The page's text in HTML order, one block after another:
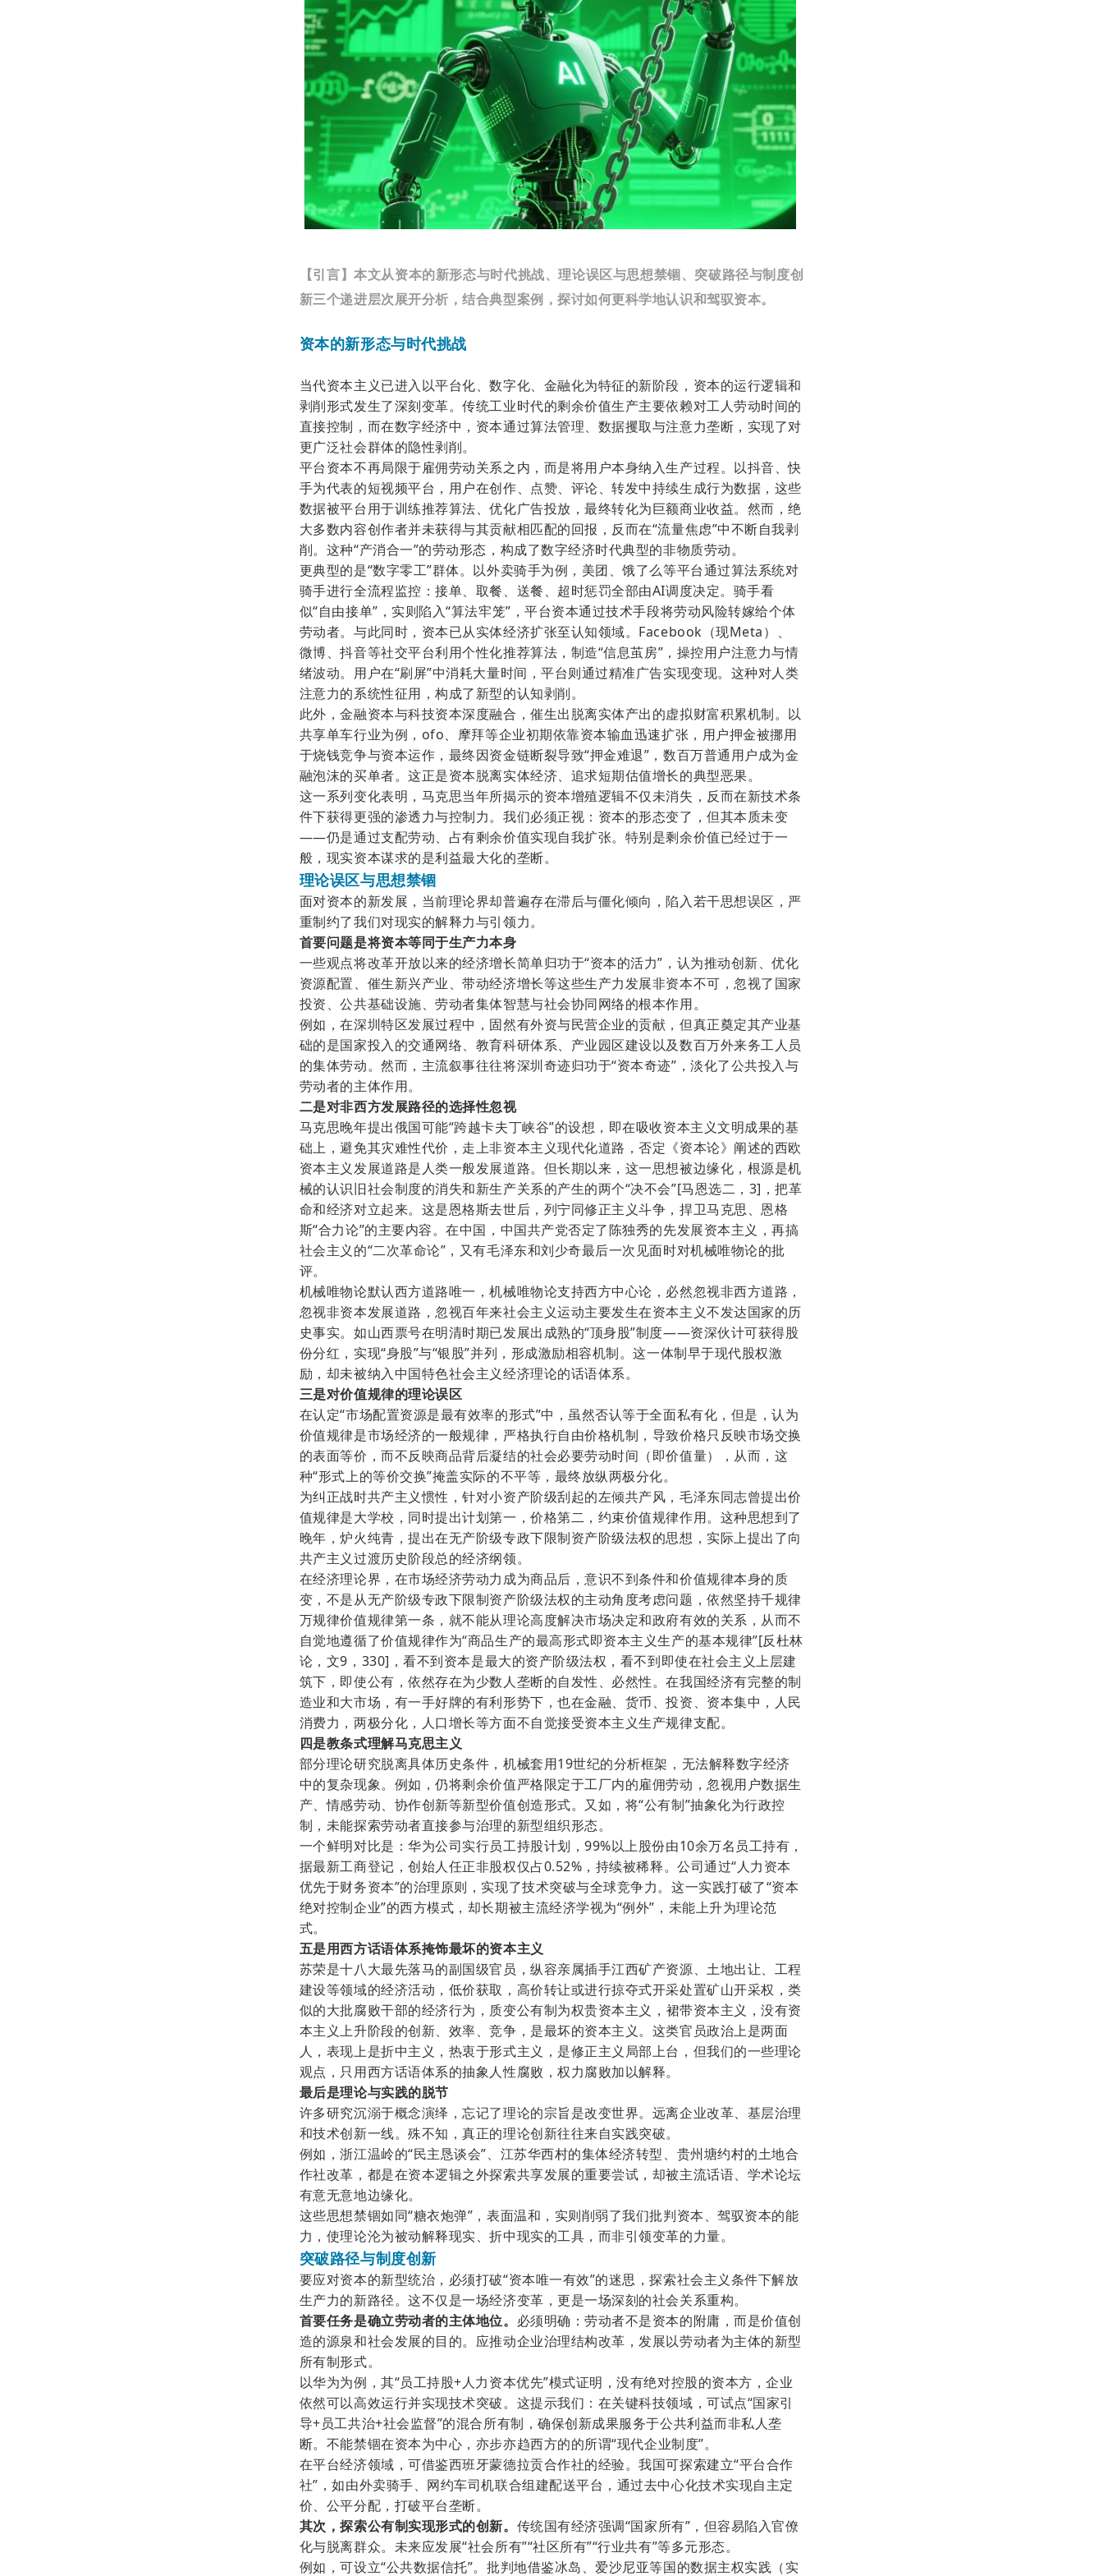
【引言】本文从资本的新形态与时代挑战、理论误区与思想禁锢、突破路径与制度创
新三个递进层次展开分析，结合典型案例，探讨如何更科学地认识和驾驭资本。
资本的新形态与时代挑战
当代资本主义已进入以平台化、数字化、金融化为特征的新阶段，资本的运行逻辑和
剥削形式发生了深刻变革。传统工业时代的剩余价值生产主要依赖对工人劳动时间的
直接控制，而在数字经济中，资本通过算法管理、数据攫取与注意力垄断，实现了对
更广泛社会群体的隐性剥削。
平台资本不再局限于雇佣劳动关系之内，而是将用户本身纳入生产过程。以抖音、快
手为代表的短视频平台，用户在创作、点赞、评论、转发中持续生成行为数据，这些
数据被平台用于训练推荐算法、优化广告投放，最终转化为巨额商业收益。然而，绝
大多数内容创作者并未获得与其贡献相匹配的回报，反而在“流量焦虑”中不断自我剥
削。这种“产消合一”的劳动形态，构成了数字经济时代典型的非物质劳动。
更典型的是“数字零工”群体。以外卖骑手为例，美团、饿了么等平台通过算法系统对
骑手进行全流程监控：接单、取餐、送餐、超时惩罚全部由AI调度决定。骑手看
似“自由接单”，实则陷入“算法牢笼” ，平台资本通过技术手段将劳动风险转嫁给个体
劳动者。与此同时，资本已从实体经济扩张至认知领域。 Facebook（现Meta）、
微博、抖音等社交平台利用个性化推荐算法，制造“信息茧房”，操控用户注意力与情
绪波动。用户在“刷屏”中消耗大量时间，平台则通过精准广告实现变现。这种对人类
注意力的系统性征用，构成了新型的认知剥削。
此外，金融资本与科技资本深度融合，催生出脱离实体产出的虚拟财富积累机制。以
共享单车行业为例， ofo、摩拜等企业初期依靠资本输血迅速扩张，用户押金被挪用
于烧钱竞争与资本运作，最终因资金链断裂导致“押金难退”，数百万普通用户成为金
融泡沫的买单者。这正是资本脱离实体经济、追求短期估值增长的典型恶果。
这一系列变化表明，马克思当年所揭示的资本增殖逻辑不仅未消失，反而在新技术条
件下获得更强的渗透力与控制力。我们必须正视：资本的形态变了，但其本质未变
——仍是通过支配劳动、占有剩余价值实现自我扩张。 特别是剩余价值已经过于一
般，现实资本谋求的是利益最大化的垄断。
理论误区与思想禁锢
面对资本的新发展，当前理论界却普遍存在滞后与僵化倾向，陷入若干思想误区，严
重制约了我们对现实的解释力与引领力。
首要问题是将资本等同于生产力本身
一些观点将改革开放以来的经济增长简单归功于“资本的活力”，认为推动创新、优化
资源配置、催生新兴产业、带动经济增长等这些生产力发展非资本不可，忽视了国家
投资、公共基础设施、劳动者集体智慧与社会协同网络的根本作用。
例如，在深圳特区发展过程中，固然有外资与民营企业的贡献，但真正奠定其产业基
础的是国家投入的交通网络、教育科研体系、产业园区建设以及数百万外来务工人员
的集体劳动。然而，主流叙事往往将深圳奇迹归功于“资本奇迹”，淡化了公共投入与
劳动者的主体作用。
二是对非西方发展路径的选择性忽视
马克思晚年提出俄国可能“跨越卡夫丁峡谷”的设想，即在吸收资本主义文明成果的基
础上，避免其灾难性代价，走上非资本主义现代化道路，否定《资本论》阐述的西欧
资本主义发展道路是人类一般发展道路。但长期以来，这一思想被边缘化，根源是机
械的认识旧社会制度的消失和新生产关系的产生的两个“决不会”[马恩选二，3]，把革
命和经济对立起来。这是恩格斯去世后，列宁同修正主义斗争，捍卫马克思、恩格
斯“合力论”的主要内容。在中国，中国共产党否定了陈独秀的先发展资本主义，再搞
社会主义的“二次革命论”，又有毛泽东和刘少奇最后一次见面时对机械唯物论的批
评。
机械唯物论默认西方道路唯一，机械唯物论支持西方中心论，必然忽视非西方道路，
忽视非资本发展道路，忽视百年来社会主义运动主要发生在资本主义不发达国家的历
史事实。如山西票号在明清时期已发展出成熟的“顶身股”制度——资深伙计可获得股
份分红，实现“身股”与“银股”并列，形成激励相容机制。这一体制早于现代股权激
励，却未被纳入中国特色社会主义经济理论的话语体系。
三是对价值规律的理论误区
在认定“市场配置资源是最有效率的形式”中，虽然否认等于全面私有化，但是，认为
价值规律是市场经济的一般规律，严格执行自由价格机制，导致价格只反映市场交换
的表面等价，而不反映商品背后凝结的社会必要劳动时间（即价值量），从而，这
种“形式上的等价交换”掩盖实际的不平等，最终放纵两极分化。
为纠正战时共产主义惯性，针对小资产阶级刮起的左倾共产风，毛泽东同志曾提出价
值规律是大学校，同时提出计划第一，价格第二，约束价值规律作用。这种思想到了
晚年，炉火纯青，提出在无产阶级专政下限制资产阶级法权的思想，实际上提出了向
共产主义过渡历史阶段总的经济纲领。
在经济理论界，在市场经济劳动力成为商品后，意识不到条件和价值规律本身的质
变，不是从无产阶级专政下限制资产阶级法权的主动角度考虑问题，依然坚持千规律
万规律价值规律第一条，就不能从理论高度解决市场决定和政府有效的关系，从而不
自觉地遵循了价值规律作为“商品生产的最高形式即资本主义生产的基本规律”[反杜林
论，文9，330]，看不到资本是最大的资产阶级法权 ，看不到即使在社会主义上层建
筑下，即使公有，依然存在为少数人垄断的自发性、必然性。在我国经济有完整的制
造业和大市场，有一手好牌的有利形势下，也在金融、货币、投资、资本集中，人民
消费力，两极分化，人口增长等方面不自觉接受资本主义生产规律支配。
四是教条式理解马克思主义
部分理论研究脱离具体历史条件，机械套用19世纪的分析框架，无法解释数字经济
中的复杂现象。例如，仍将剩余价值严格限定于工厂内的雇佣劳动，忽视用户数据生
产、情感劳动、协作创新等新型价值创造形式。又如，将“公有制”抽象化为行政控
制，未能探索劳动者直接参与治理的新型组织形态。
一个鲜明对比是：华为公司实行员工持股计划，99%以上股份由10余万名员工持有，
据最新工商登记，创始人任正非股权仅占0.52%，持续被稀释。公司通过“人力资本
优先于财务资本”的治理原则，实现了技术突破与全球竞争力。这一实践打破了“资本
绝对控制企业”的西方模式，却长期被主流经济学视为“例外”，未能上升为理论范
式。
五是用西方话语体系掩饰最坏的资本主义
苏荣是十八大最先落马的副国级官员，纵容亲属插手江西矿产资源、土地出让、工程
建设等领域的经济活动，低价获取，高价转让或进行掠夺式开采处置矿山开采权，类
似的大批腐败干部的经济行为 ， 质变公有制为权贵资本主义，裙带资本主义，没有资
本主义上升阶段的创新、效率、竞争，是最坏的资本主义。 这类官员政治上是两面
人，表现上是折中主义，热衷于形式主义，是修正主义局部上台 ， 但我们的一些理论
观点，只用西方话语体系的抽象人性腐败，权力腐败加以解释。
最后是理论与实践的脱节
许多研究沉溺于概念演绎，忘记了理论的宗旨是改变世界。远离企业改革、基层治理
和技术创新一线。殊不知，真正的理论创新往往来自实践突破。
例如，浙江温岭的“民主恳谈会”、江苏华西村的集体经济转型、贵州塘约村的土地合
作社改革，都是在资本逻辑之外探索共享发展的重要尝试，却被主流话语、学术论坛
有意无意地边缘化。
这些思想禁锢如同“糖衣炮弹”，表面温和，实则削弱了我们批判资本、驾驭资本的能
力，使理论沦为被动解释现实、折中现实的工具，而非引领变革的力量。
突破路径与制度创新
要应对资本的新型统治，必须打破“资本唯一有效”的迷思，探索社会主义条件下解放
生产力的新路径。这不仅是一场经济变革，更是一场深刻的社会关系重构。
首要任务是确立劳动者的主体地位。 必须明确：劳动者不是资本的附庸，而是价值创
造的源泉和社会发展的目的。应推动企业治理结构改革，发展以劳动者为主体的新型
所有制形式。
以华为为例，其“员工持股+人力资本优先”模式证明，没有绝对控股的资本方，企业
依然可以高效运行并实现技术突破。这提示我们：在关键科技领域，可试点“国家引
导+员工共治+社会监督”的混合所有制，确保创新成果服务于公共利益而非私人垄
断。 不能禁锢在资本为中心，亦步亦趋西方的的所谓“现代企业制度”。
在平台经济领域，可借鉴西班牙蒙德拉贡合作社的经验。我国可探索建立“平台合作
社”，如由外卖骑手、网约车司机联合组建配送平台，通过去中心化技术实现自主定
价、公平分配，打破平台垄断。
其次，探索公有制实现形式的创新。 传统国有经济强调“国家所有”，但容易陷入官僚
化与脱离群众。未来应发展“社会所有”“社区所有”“行业共有”等多元形态。
例如，可设立“公共数据信托”。批判地借鉴冰岛、爱沙尼亚等国的数据主权实践（实